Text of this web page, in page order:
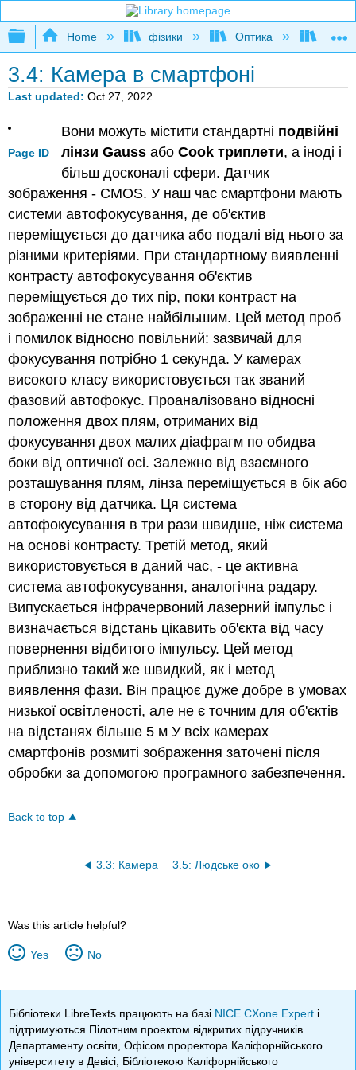
Expand/collapse global hierarchy
Home фізики Оптика
3.4: Камера в смартфоні
Last updated Oct 27, 2022
Page ID
Вони можуть містити стандартні подвійні
лінзи Gaussабо Cook триплети, а іноді і
більш досконалі сфери. Датчик
зображення - CMOS. У наш час смартфони мають
системи автофокусування, де об'єктив
переміщується до датчика або подалі від нього за
різними критеріями. При стандартному виявленні
контрасту автофокусування об'єктив
переміщується до тих пір, поки контраст на
зображенні не стане найбільшим. Цей метод проб
і помилок відносно повільний: зазвичай для
фокусування потрібно 1 секунда. У камерах
високого класу використовується так званий
фазовий автофокус. Проаналізовано відносні
положення двох плям, отриманих від
фокусування двох малих діафрагм по обидва
боки від оптичної осі. Залежно від взаємного
розташування плям, лінза переміщується в бік або
в сторону від датчика. Ця система
автофокусування в три рази швидше, ніж система
на основі контрасту. Третій метод, який
використовується в даний час, - це активна
система автофокусування, аналогічна радару.
Випускається інфрачервоний лазерний імпульс і
визначається відстань цікавить об'єкта від часу
повернення відбитого імпульсу. Цей метод
приблизно такий же швидкий, як і метод
виявлення фази. Він працює дуже добре в умовах
низької освітленості, але не є точним для об'єктів
на відстанях більше 5 м У всіх камерах
смартфонів розмиті зображення заточені після
обробки за допомогою програмного забезпечення.
Back to top
3.3: Камера 3.5: Людське око
Was this article helpful?
Yes No
Бібліотеки LibreTexts працюють на базі NICE CXone Expert і
підтримуються Пілотним проектом відкритих підручників
Департаменту освіти, Офісом проректора Каліфорнійського
університету в Девісі, Бібліотекою Каліфорнійського